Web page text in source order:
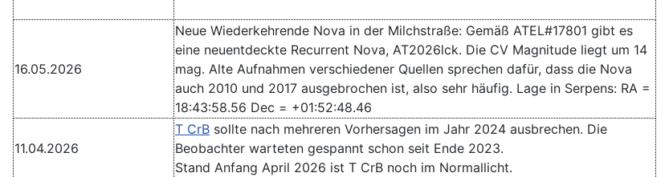
16.05.2026
Neue Wiederkehrende Nova in der Milchstraße: Gemäß ATEL#17801 gibt es
eine neuentdeckte Recurrent Nova, AT2026lck. Die CV Magnitude liegt um 14
mag. Alte Aufnahmen verschiedener Quellen sprechen dafür, dass die Nova
auch 2010 und 2017 ausgebrochen ist, also sehr häufig. Lage in Serpens: RA =
18:43:58.56 Dec = +01:52:48.46
11.04.2026
T CrB sollte nach mehreren Vorhersagen im Jahr 2024 ausbrechen. Die
Beobachter warteten gespannt schon seit Ende 2023.
Stand Anfang April 2026 ist T CrB noch im Normallicht.